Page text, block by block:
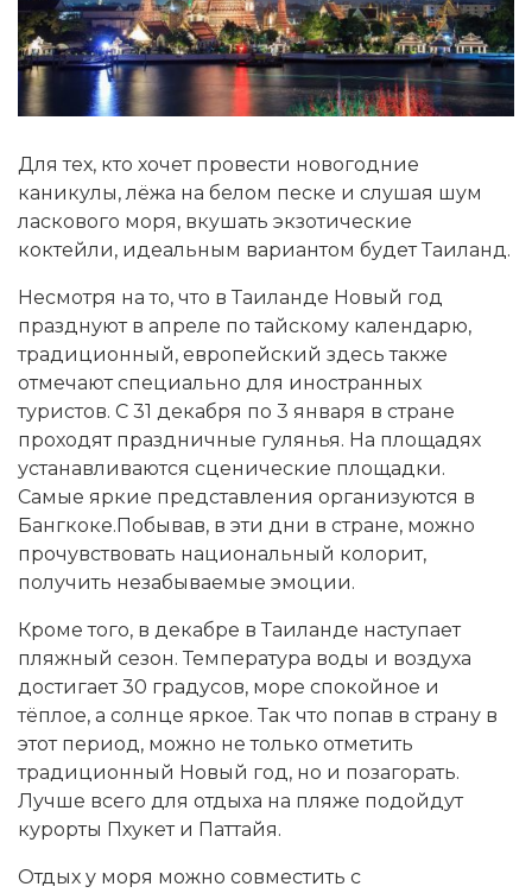
Для тех, кто хочет провести новогодние
каникулы, лёжа на белом песке и слушая шум
ласкового моря, вкушать экзотические
коктейли, идеальным вариантом будет Таиланд.
Несмотря на то, что в Таиланде Новый год
празднуют в апреле по тайскому календарю,
традиционный, европейский здесь также
отмечают специально для иностранных
туристов. С 31 декабря по 3 января в стране
проходят праздничные гулянья. На площадях
устанавливаются сценические площадки.
Самые яркие представления организуются в
Бангкоке.Побывав, в эти дни в стране, можно
прочувствовать национальный колорит,
получить незабываемые эмоции.
Кроме того, в декабре в Таиланде наступает
пляжный сезон. Температура воды и воздуха
достигает 30 градусов, море спокойное и
тёплое, а солнце яркое. Так что попав в страну в
этот период, можно не только отметить
традиционный Новый год, но и позагорать.
Лучше всего для отдыха на пляже подойдут
курорты Пхукет и Паттайя.
Отдых у моря можно совместить с